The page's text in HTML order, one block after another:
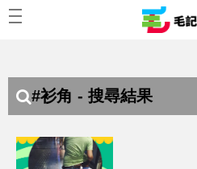
#衫角 - 搜尋結果